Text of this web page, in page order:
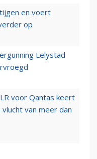
en voert
op
Lelystad
voor Qantas keert
van meer dan